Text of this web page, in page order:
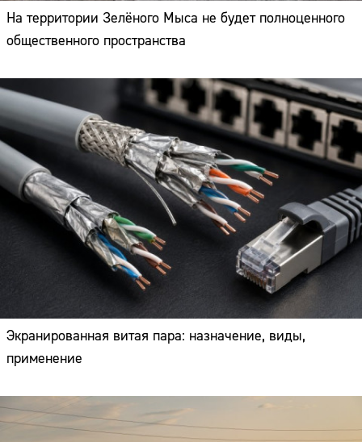
На территории Зелёного Мыса не будет полноценного
общественного пространства
Экранированная витая пара: назначение, виды,
применение